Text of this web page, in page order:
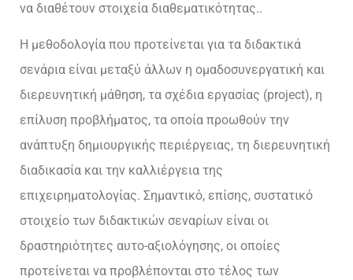
να διαθέτουν στοιχεία διαθεματικότητας..
Η μεθοδολογία που προτείνεται για τα διδακτικά
σενάρια είναι μεταξύ άλλων η ομαδοσυνεργατική και
διερευνητική μάθηση, τα σχέδια εργασίας (project), η
επίλυση προβλήματος, τα οποία προωθούν την
ανάπτυξη δημιουργικής περιέργειας, τη διερευνητική
διαδικασία και την καλλιέργεια της
επιχειρηματολογίας. Σημαντικό, επίσης, συστατικό
στοιχείο των διδακτικών σεναρίων είναι οι
δραστηριότητες αυτο-αξιολόγησης, οι οποίες
προτείνεται να προβλέπονται στο τέλος των